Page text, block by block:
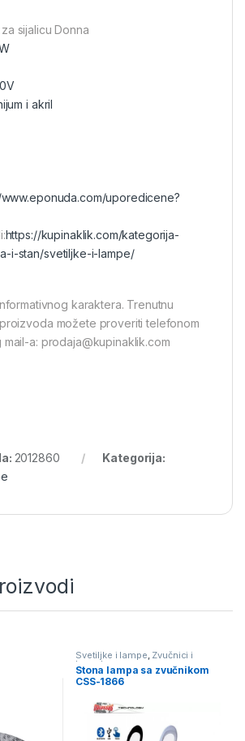
sijalicu Donna
i akril
www.eponuda.com/uporedicene?
https://kupinaklik.com/kategorija-
i-stan/svetiljke-i-lampe/
karaktera. Trenutnu
možete proveriti telefonom
mail-a: prodaja@kupinaklik.com
2012860
Kategorija:
Svetiljke i lampe, Zvučnici i
karaoke
Stona lampa sa zvučnikom
CSS-1866